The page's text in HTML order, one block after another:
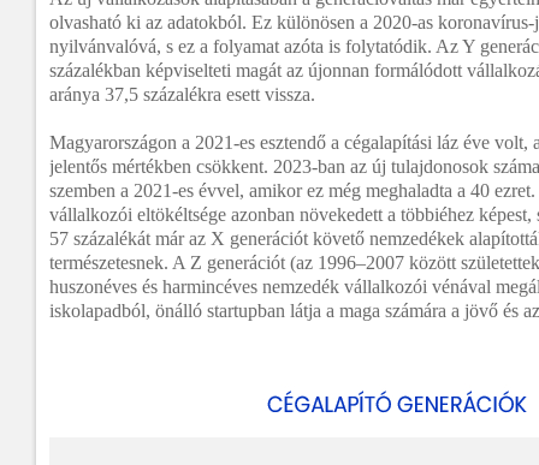
olvasható ki az adatokból. Ez különösen a 2020-as
nyilvánvalóvá, s ez a folyamat azóta is folytatódik. Az Y
százalékban képviselteti magát az újonnan formálódott
aránya 37,5 százalékra esett vissza.
Magyarországon a 2021-es esztendő a cégalapítási láz éve
jelentős mértékben csökkent. 2023-ban az új tulajdonosok
szemben a 2021-es évvel, amikor ez még meghaladta a 40
vállalkozói eltökéltsége azonban növekedett a többiéhez
57 százalékát már az X generációt követő nemzedékek
természetesnek. A Z generációt (az 1996–2007 között
huszonéves és harmincéves nemzedék vállalkozói vénával
iskolapadból, önálló startupban látja a maga számára a jövő és